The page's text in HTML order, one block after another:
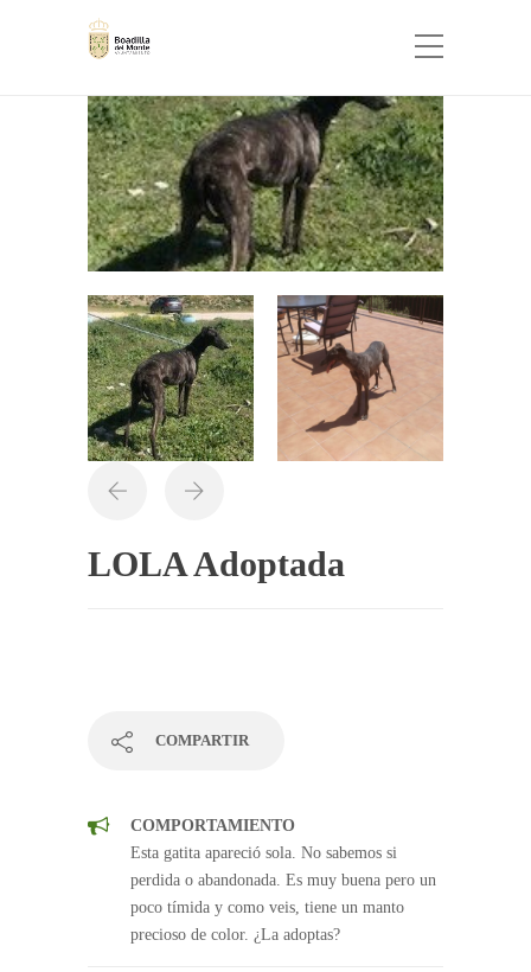
LOLA Adoptada
COMPARTIR
COMPORTAMIENTO
Esta gatita apareció sola. No sabemos si
perdida o abandonada. Es muy buena pero un
poco tímida y como veis, tiene un manto
precioso de color. ¿La adoptas?